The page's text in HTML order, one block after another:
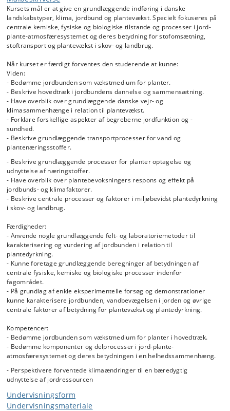
forhold til plantevækst og naturressourcer:
- Jordbundens primære partikler
- Jordbundens sekundære partikler
- Jordbundens organiske fraktion og biologi
- Jordluft og jordvarme
- Jordvand og planters vandoptagelse
- Redoxprocesser
- Ionbytningsprocesser
- Adsorptionsprocesser
- Mikroklima og fordampning
- Næringsstoftilgængelighed
Optagelse, translokation og remobilisering af næringsstoffer
Næringsstoffers funktionelle egenskaber og plantevækst
Symbioser og Rhizofæreprocesser
Jordbundsklassificering og danske jord-vand-plante systemer
Kursets mål er at give en grundlæggende indføring i danske
landskabstyper, klima, jordbund og plantevækst. Specielt fokuseres på
centrale kemiske, fysiske og biologiske tilstande og processer i jord-
plante-atmosfæresystemet og deres betydning for stofomsætning,
stoftransport og plantevækst i skov- og landbrug.
Når kurset er færdigt forventes den studerende at kunne:
Viden:
- Bedømme jordbunden som vækstmedium for planter.
- Beskrive hovedtræk i jordbundens dannelse og sammensætning.
- Have overblik over grundlæggende danske vejr- og
klimasammenhænge i relation til plantevækst.
- Forklare forskellige aspekter af begreberne jordfunktion og -
sundhed.
- Beskrive grundlæggende transportprocesser for vand og
plantenæringsstoffer.
- Beskrive grundlæggende processer for planter optagelse og
udnyttelse af næringstoffer.
- Have overblik over plantebevoksningers respons og effekt på
jordbunds- og klimafaktorer.
- Beskrive centrale processer og faktorer i miljøbevidst plantedyrkning
i skov- og landbrug.
Færdigheder:
- Anvende nogle grundlæggende felt- og laboratoriemetoder til
karakterisering og vurdering af jordbunden i relation til
plantedyrkning.
- Kunne foretage grundlæggende beregninger af betydningen af
centrale fysiske, kemiske og biologiske processer indenfor
fagområdet.
- På grundlag af enkle eksperimentelle forsøg og demonstrationer
kunne karakterisere jordbunden, vandbevægelsen i jorden og øvrige
centrale faktorer af betydning for plantevækst og plantedyrkning.
Kompetencer:
- Bedømme jordbunden som vækstmedium for planter i hovedtræk.
- Bedømme komponenter og delprocesser i jord-plante-
atmosfæresystemet og deres betydningen i en helhedssammenhæng.
- Perspektivere forventede klimaændringer til en bæredygtig
udnyttelse af jordressourcen
Undervisningsform
Undervisningsmateriale